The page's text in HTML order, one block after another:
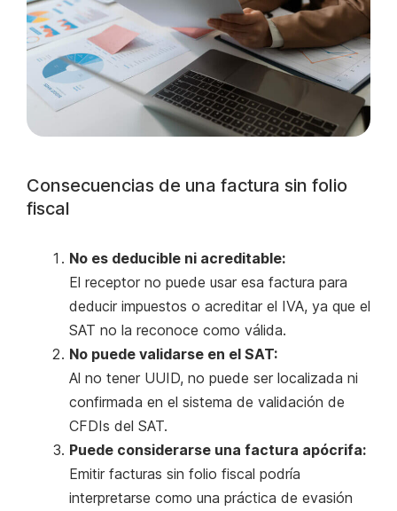
Consecuencias de una factura sin folio
fiscal
No es deducible ni acreditable:
El receptor no puede usar esa factura para
deducir impuestos o acreditar el IVA, ya que el
SAT no la reconoce como válida.
No puede validarse en el SAT:
Al no tener UUID, no puede ser localizada ni
confirmada en el sistema de validación de
CFDIs del SAT.
Puede considerarse una factura apócrifa:
Emitir facturas sin folio fiscal podría
interpretarse como una práctica de evasión